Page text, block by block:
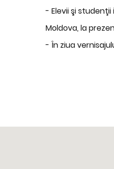
- Elevii şi
Moldova, la
- În ziua